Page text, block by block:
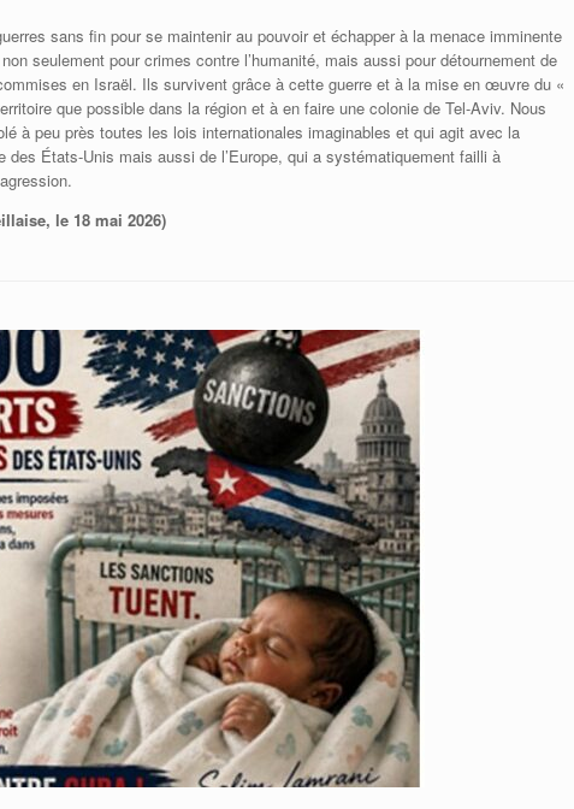
sans fin pour se maintenir au pouvoir et échapper à la menace imminente
seulement pour crimes contre l’humanité, mais aussi pour détournement de
en Israël. Ils survivent grâce à cette guerre et à la mise en œuvre du «
que possible dans la région et à en faire une colonie de Tel-Aviv. Nous
à peu près toutes les lois internationales imaginables et qui agit avec la
des États-Unis mais aussi de l’Europe, qui a systématiquement failli à
le 18 mai 2026)